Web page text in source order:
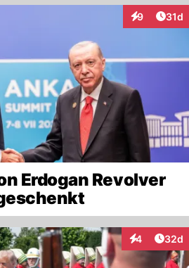
9
Interaktionen
31d
Erdogan Revolver
4
Interaktionen
32d